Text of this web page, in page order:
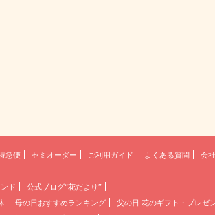
急便 セミオーダー ご利用ガイド よくある質問 会
ド
公式ブログ“花だより”
母の日おすすめランキング
父の日 花のギフト・プレゼ